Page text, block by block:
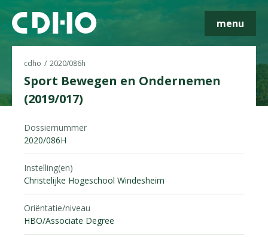
menu
cdho 2020/086h
Sport Bewegen en Ondernemen
(2019/017)
Dossiernummer
2020/086H
Instelling(en)
Christelijke Hogeschool Windesheim
Oriëntatie/niveau
HBO/Associate Degree